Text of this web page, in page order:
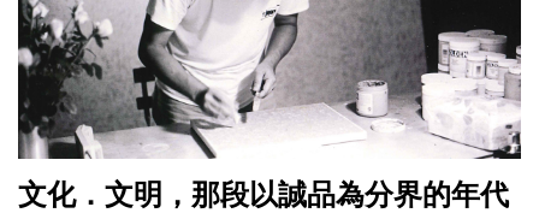
文化．文明，那段以誠品為分界的年代